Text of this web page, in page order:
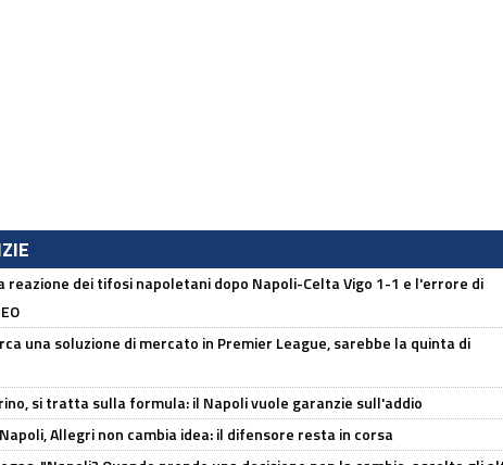
reazione dei tifosi napoletani dopo Napoli-Celta Vigo 1-1 e l'errore di
una soluzione di mercato in Premier League, sarebbe la quinta di
si tratta sulla formula: il Napoli vuole garanzie sull'addio
Allegri non cambia idea: il difensore resta in corsa